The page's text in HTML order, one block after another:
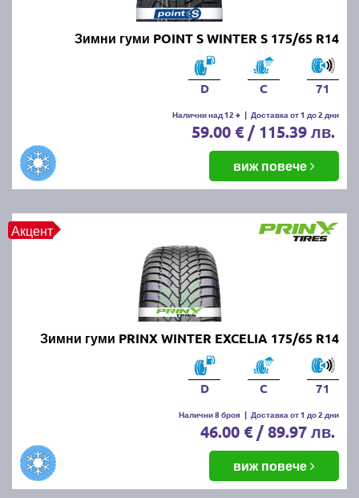
Зимни гуми POINT S WINTER S 175/65 R14
D C 71
Налични над 12 + | Доставка от 1 до 2 дни
59.00 € / 115.39 лв.
виж повече
Акцент
Зимни гуми PRINX WINTER EXCELIA 175/65 R14
D C 71
Налични 8 броя | Доставка от 1 до 2 дни
46.00 € / 89.97 лв.
виж повече